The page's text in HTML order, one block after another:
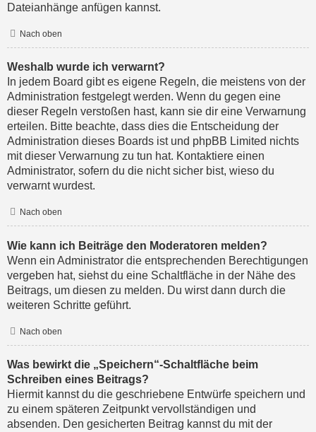
Dateianhänge anfügen kannst.
Nach oben
Weshalb wurde ich verwarnt?
In jedem Board gibt es eigene Regeln, die meistens von der
Administration festgelegt werden. Wenn du gegen eine
dieser Regeln verstoßen hast, kann sie dir eine Verwarnung
erteilen. Bitte beachte, dass dies die Entscheidung der
Administration dieses Boards ist und phpBB Limited nichts
mit dieser Verwarnung zu tun hat. Kontaktiere einen
Administrator, sofern du die nicht sicher bist, wieso du
verwarnt wurdest.
Nach oben
Wie kann ich Beiträge den Moderatoren melden?
Wenn ein Administrator die entsprechenden Berechtigungen
vergeben hat, siehst du eine Schaltfläche in der Nähe des
Beitrags, um diesen zu melden. Du wirst dann durch die
weiteren Schritte geführt.
Nach oben
Was bewirkt die „Speichern“-Schaltfläche beim
Schreiben eines Beitrags?
Hiermit kannst du die geschriebene Entwürfe speichern und
zu einem späteren Zeitpunkt vervollständigen und
absenden. Den gesicherten Beitrag kannst du mit der